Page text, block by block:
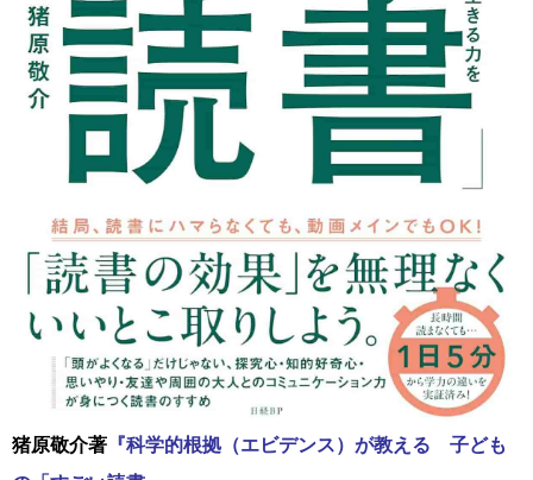
猪原敬介著 『科学的根拠（エビデンス）が教える 子ども